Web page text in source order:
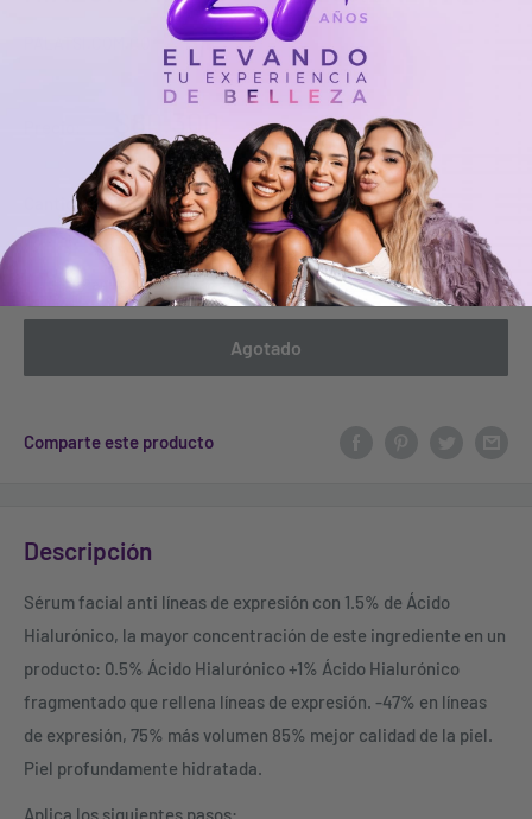
Cantidad:
Agotado
Comparte este producto
Descripción
Sérum facial anti líneas de expresión con 1.5% de Ácido
Hialurónico, la mayor concentración de este ingrediente en un
producto: 0.5% Ácido Hialurónico +1% Ácido Hialurónico
fragmentado que rellena líneas de expresión. -47% en líneas
de expresión, 75% más volumen 85% mejor calidad de la piel.
Piel profundamente hidratada.
Aplica los siguientes pasos: